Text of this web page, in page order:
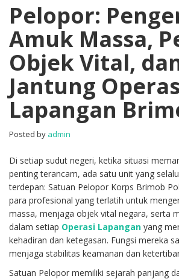
Pelopor:
Amuk Massa,
Objek Vital,
Jantung
Lapangan
Posted by admin
Di setiap sudut negeri, ketika situasi
penting terancam, ada satu unit yang
terdepan: Satuan Pelopor Korps Brimob
para profesional yang terlatih untuk
massa, menjaga objek vital negara, serta
dalam setiap Operasi Lapangan yang
kehadiran dan ketegasan. Fungsi mereka
menjaga stabilitas keamanan dan
Satuan Pelopor memiliki sejarah panjang